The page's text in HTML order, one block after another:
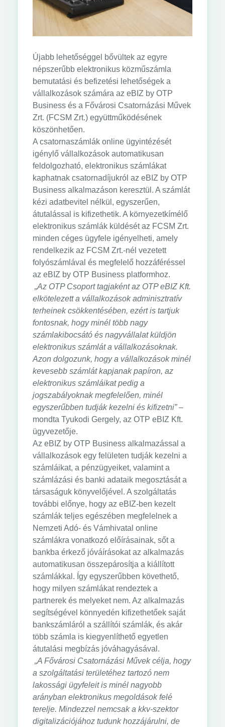
Újabb lehetőséggel bővültek az egyre
népszerűbb elektronikus közműszámla
bemutatási és befizetési lehetőségek a
vállalkozások számára az eBIZ by OTP
Business és a Fővárosi Csatornázási Művek
Zrt. (FCSM Zrt.) együttműködésének
köszönhetően.
A csatornaszámlák online ügyintézését
igénylő vállalkozások automatikusan
feldolgozható, elektronikus számlákat
kaphatnak csatornadíjukról az eBIZ by OTP
Business alkalmazáson keresztül. A számlát
kézi adatbevitel nélkül, egyszerűen,
átutalással is kifizethetik. A környezetkímélő
elektronikus számlák küldését az FCSM Zrt.
minden céges ügyfele igényelheti, amely
rendelkezik az FCSM Zrt.-nél vezetett
folyószámlával és megfelelő hozzáféréssel
az eBIZ by OTP Business platformhoz.
„Az OTP Csoport tagjaként az OTP eBIZ Kft.
elkötelezett a vállalkozások adminisztratív
terheinek csökkentésében, ezért is tartjuk
fontosnak, hogy minél több nagy
számlakibocsátó és nagyvállalat küldjön
elektronikus számlát a vállalkozásoknak.
Azon dolgozunk, hogy a vállalkozások minél
kevesebb számlát kapjanak papíron, az
elektronikus számláikat pedig a
jogszabályoknak megfelelően, minél
egyszerűbben tudják kezelni és kifizetni”–
mondta Tyukodi Gergely, az OTP eBIZ Kft.
ügyvezetője.
Az eBIZ by OTP Business alkalmazással a
vállalkozások egy felületen tudják kezelni a
számláikat, a pénzügyeiket, valamint a
számlázási és banki adataik megosztását a
társaságuk könyvelőjével. A szolgáltatás
további előnye, hogy az eBIZ-ben kezelt
számlák teljes egészében megfelelnek a
Nemzeti Adó- és Vámhivatal online
számlákra vonatkozó előírásainak, sőt a
bankba érkező jóváírásokat az alkalmazás
automatikusan összepárosítja a kiállított
számlákkal. Így egyszerűbben követhető,
hogy milyen számlákat rendeztek a
partnerek és melyeket nem. Az alkalmazás
segítségével könnyedén kifizethetőek saját
bankszámláról a szállítói számlák, és akár
több számla is kiegyenlíthető egyetlen
átutalási megbízás jóváhagyásával.
„A Fővárosi Csatornázási Művek célja, hogy
a szolgáltatási területéhez tartozó nem
lakossági ügyfeleit is minél nagyobb
arányban elektronikus megoldások felé
terelje. Mindezzel nemcsak a kkv-szektor
digitalizációjához tudunk hozzájárulni, de